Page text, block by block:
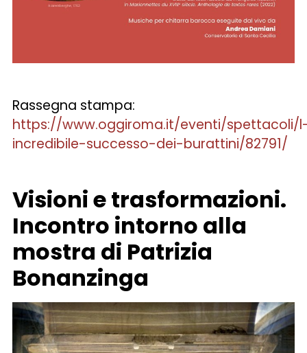
Rassegna stampa:
https://www.oggiroma.it/eventi/spettacoli/
incredibile-successo-dei-burattini/82791/
Visioni e trasformazioni.
Incontro intorno alla
mostra di Patrizia
Bonanzinga